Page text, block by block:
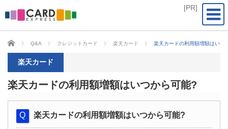
CARD EXPRESS
Q&A クレジットカード 楽天カード 楽天カードの利用額増額はいつ
楽天カード
楽天カードの利用額増額はいつから可能?
楽天カードの利用額増額はいつから可能?